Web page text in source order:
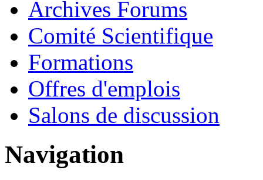
Archives Forums
Comité Scientifique
Formations
Offres d'emplois
Salons de discussion
Navigation